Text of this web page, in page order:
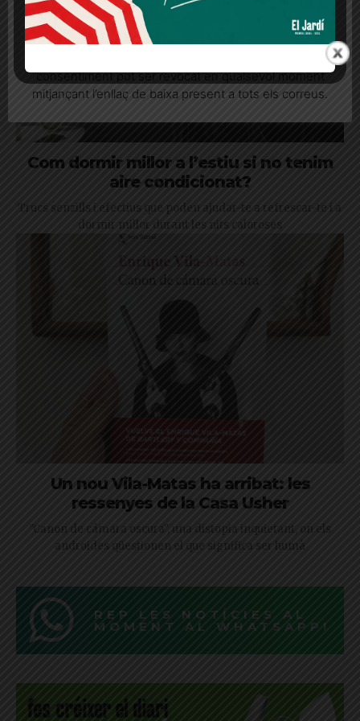
Com dormir millor a l’estiu si no tenim
aire condicionat?
Trucs senzills i efectius que poden ajudar-te a refrescar-te i a
dormir millor durant les nits caloroses
Un nou Vila-Matas ha arribat: les
ressenyes de la Casa Usher
"Canon de cámara oscura", una distopia inquietant, on els
androides qüestionen el que significa ser humà
REP LES NOTÍCIES AL
MOMENT AL WHATSAPP!
Quan l’usuari crea un compte al Diari el Jardí, dona el
seu consentiment explícit per rebre comunicacions
consentiment pot ser revocat en qualsevol moment
mitjançant l’enllaç de baixa present a tots els correus.